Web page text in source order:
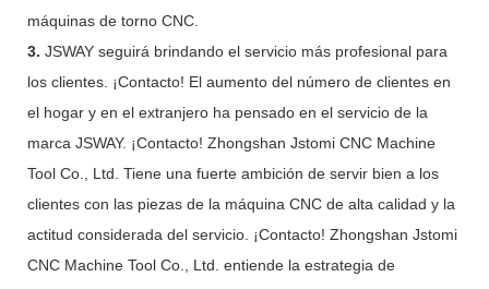
máquinas de torno CNC.
3. JSWAY seguirá brindando el servicio más profesional para
los clientes. ¡Contacto! El aumento del número de clientes en
el hogar y en el extranjero ha pensado en el servicio de la
marca JSWAY. ¡Contacto! Zhongshan Jstomi CNC Machine
Tool Co., Ltd. Tiene una fuerte ambición de servir bien a los
clientes con las piezas de la máquina CNC de alta calidad y la
actitud considerada del servicio. ¡Contacto! Zhongshan Jstomi
CNC Machine Tool Co., Ltd. entiende la estrategia de